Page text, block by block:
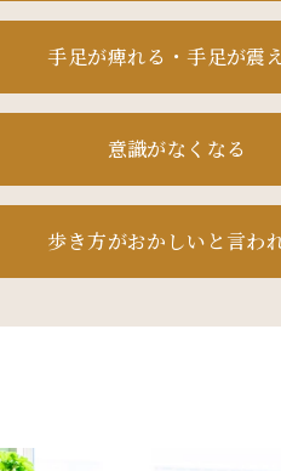
手足が痺れる・手足が震
意識がなくなる
歩き方がおかしい と言わ